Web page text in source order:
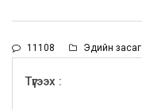
11108 Эдийн засаг
Түгээх :